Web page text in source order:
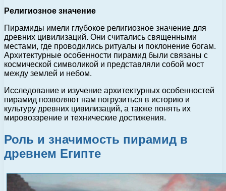
Религиозное значение
Пирамиды имели глубокое религиозное значение для
древних цивилизаций. Они считались священными
местами, где проводились ритуалы и поклонение богам.
Архитектурные особенности пирамид были связаны с
космической символикой и представляли собой мост
между землей и небом.
Исследование и изучение архитектурных особенностей
пирамид позволяют нам погрузиться в историю и
культуру древних цивилизаций, а также понять их
мировоззрение и технические достижения.
Роль и значимость пирамид в
древнем Египте